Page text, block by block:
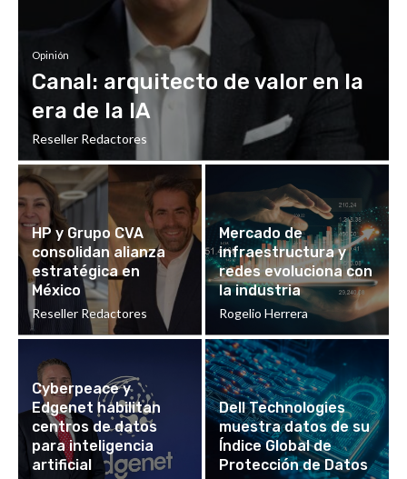
Opinión
Canal: arquitecto de valor en la
era de la IA
Reseller Redactores
HP y Grupo CVA
consolidan alianza
estratégica en
México
Reseller Redactores
Mercado de
infraestructura y
redes evoluciona con
la industria
Rogelio Herrera
Cyberpeace y
Edgenet habilitan
centros de datos
para inteligencia
artificial
Dell Technologies
muestra datos de su
Índice Global de
Protección de Datos